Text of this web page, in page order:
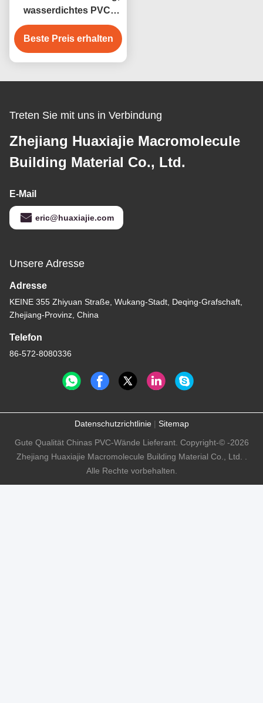
wasserdichtes PVC-
Basisbrett, leicht zu
reinigen
Beste Preis erhalten
Treten Sie mit uns in Verbindung
Zhejiang Huaxiajie Macromolecule
Building Material Co., Ltd.
E-Mail
eric@huaxiajie.com
Unsere Adresse
Adresse
KEINE 355 Zhiyuan Straße, Wukang-Stadt, Deqing-Grafschaft,
Zhejiang-Provinz, China
Telefon
86-572-8080336
Datenschutzrichtlinie| Sitemap
Gute Qualität Chinas PVC-Wände Lieferant. Copyright-© -2026
Zhejiang Huaxiajie Macromolecule Building Material Co., Ltd. .
Alle Rechte vorbehalten.